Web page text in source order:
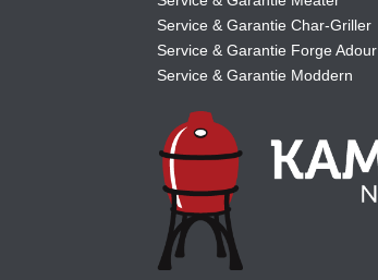
Service & Garantie Char-Griller
Service & Garantie Forge Adour
Service & Garantie Moddern